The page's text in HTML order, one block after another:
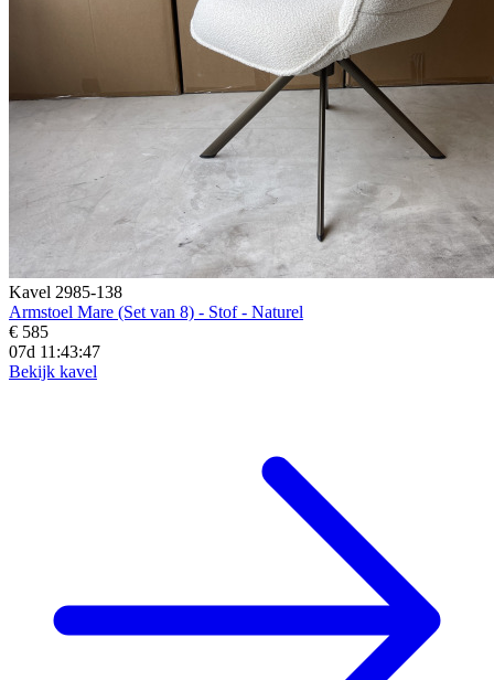
Kavel 2985-138
Armstoel Mare (Set van 8) - Stof - Naturel
€ 585
07d 11:43:45
Bekijk kavel